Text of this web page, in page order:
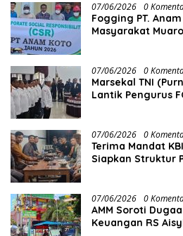
07/06/2026 0
Fogging PT.
07/06/2026 0
Marsekal TNI
Lantik Pengurus
07/06/2026 0
Terima Mandat
Siapkan Struktur
07/06/2026 0
AMM Soroti
Keuangan RS